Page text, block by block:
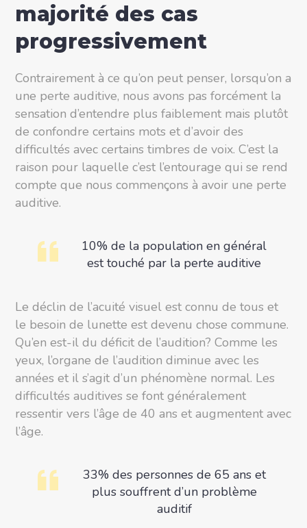
majorité des cas
progressivement
Contrairement à ce qu’on peut penser, lorsqu’on a
une perte auditive, nous avons pas forcément la
sensation d’entendre plus faiblement mais plutôt
de confondre certains mots et d’avoir des
difficultés avec certains timbres de voix. C’est la
raison pour laquelle c’est l’entourage qui se rend
compte que nous commençons à avoir une perte
auditive.
10% de la population en général
est touché par la perte auditive
Le déclin de l’acuité visuel est connu de tous et
le besoin de lunette est devenu chose commune.
Qu’en est-il du déficit de l’audition? Comme les
yeux, l’organe de l’audition diminue avec les
années et il s’agit d’un phénomène normal. Les
difficultés auditives se font généralement
ressentir vers l’âge de 40 ans et augmentent avec
l’âge.
33% des personnes de 65 ans et
plus souffrent d’un problème
auditif